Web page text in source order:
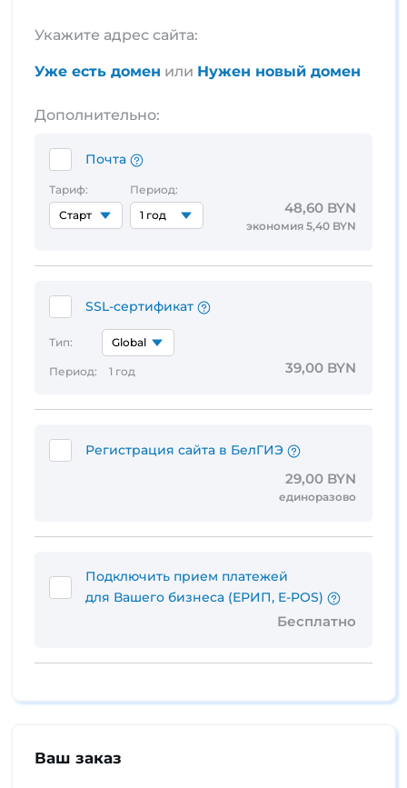
Укажите адрес сайта:
Уже есть домен или Нужен новый домен
Дополнительно:
Почта
Тариф: Период:
48,60 BYN
экономия 5,40 BYN
SSL-сертификат
Тип:
Период: 1 год 39,00 BYN
Регистрация сайта в БелГИЭ
29,00 BYN
единоразово
Подключить прием платежей
для Вашего бизнеса (ЕРИП, E-POS)
Бесплатно
Ваш заказ